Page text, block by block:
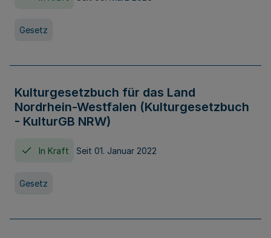
Gesetz
Kulturgesetzbuch für das Land
Nordrhein-Westfalen (Kulturgesetzbuch
- KulturGB NRW)
In Kraft Seit 01. Januar 2022
Gesetz